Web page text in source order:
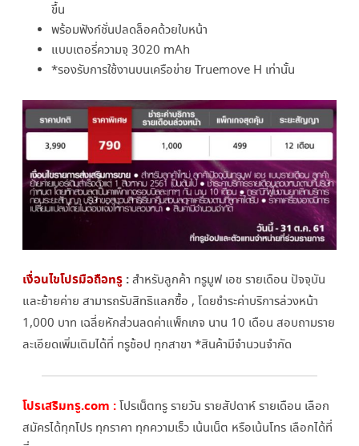
ขึ้น
พร้อมฟังก์ชั่นปลดล็อคด้วยใบหน้า
แบบเตอรี่ความจุ 3020 mAh
*รองรับการใช้งานบนเครือข่าย Truemove H เท่านั้น
เงื่อนไขโปรมือถือทรู :สำหรับลูกค้า ทรูมูฟ เอช รายเดือน ปัจจุบัน
และย้ายค่าย สามารถรับสิทธิแลกซื้อ , โดยชำระค่าบริการล่วงหน้า
1,000 บาท เฉลี่ยหักส่วนลดค่าแพ็กเกจ นาน 10 เดือน สอบถามราย
ละเอียดเพิ่มเติมได้ที่ ทรูช้อป ทุกสาขา *สินค้ามีจำนวนจำกัด
โปรเสริมทรู.com :โปรเน็ตทรู รายวัน รายสัปดาห์ รายเดือน เลือก
สมัครได้ทุกโปร ทุกราคา ทุกความเร็ว เน้นเน็ต หรือเน้นโทร เลือกได้ที่